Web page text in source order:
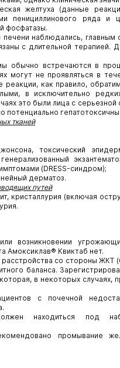
желтуха (данные
пенициллинового ряда и
фосфатазы.
наблюдались, главным
с длительной терапией.
обычно встречаются в
могут не проявляться в
реакции, как правило,
в исключительно
это были лица с
тканей
токсический
(DRESS-синдром);
дерматоз.
путей
кристаллурия (включая
возникновении
Амоксиклав® Квиктаб нет.
со стороны ЖКТ
баланса.
в некоторых случаях,
с почечной
находиться под
промывание